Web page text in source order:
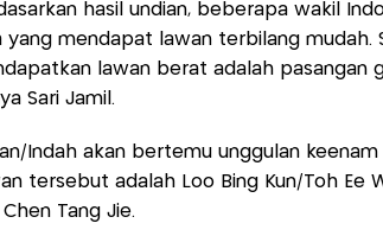
hasil undian, beberapa wakil
yang mendapat lawan terbilang mudah.
lawan berat adalah pasangan
Sari Jamil.
Indah akan bertemu unggulan
tersebut adalah Loo Bing Kun/Toh Ee
Tang Jie.